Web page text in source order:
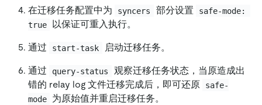
在迁移任务配置中为 syncers 部分设置
safe-mode:
true
以保证可重入执行。
通过 start-task 启动迁移任务。
通过 query-status
观察迁移任务状态，当原造成出
错的 relay log 文件迁移完成后，即可还原
safe-
mode
为原始值并重启迁移任务。